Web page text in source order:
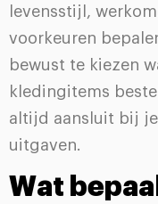
levensstijl,
voorkeuren
bewust te kiezen
kledingitems
altijd aansluit bij
uitgaven.
Wat